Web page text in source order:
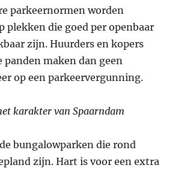
parkeernormen worden
plekken die goed per openbaar
zijn. Huurders en kopers
panden maken dan geen
op een parkeervergunning.
karakter van Spaarndam
bungalowparken die rond
zijn. Hart is voor een extra